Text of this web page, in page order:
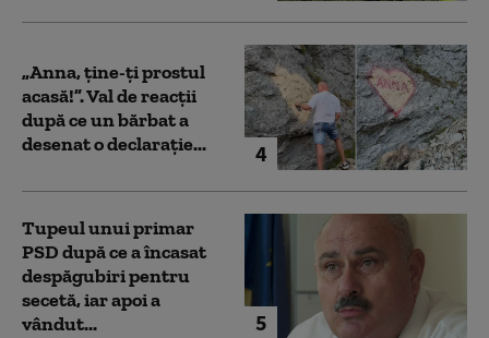
4
„Anna, ţine-ţi prostul
acasă!”. Val de reacții
după ce un bărbat a
desenat o declarație...
5
Tupeul unui primar
PSD după ce a încasat
despăgubiri pentru
secetă, iar apoi a
vândut...